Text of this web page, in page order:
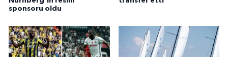
sponsoru oldu